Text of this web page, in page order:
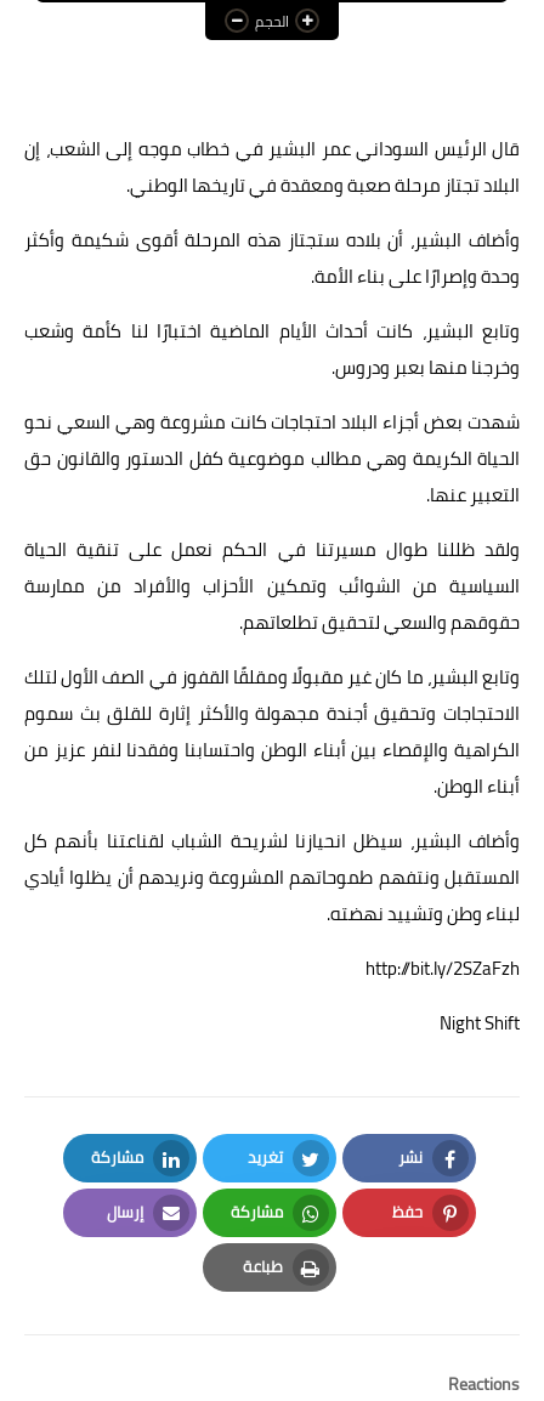
عالم المرأة
أخبار مصر
أخبار عربية
أخبار النجوم
الحجم
قال الرئيس السوداني عمر البشير في خطاب موجه إلى الشعب، إن
البلاد تجتاز مرحلة صعبة ومعقدة في تاريخها الوطني.
وأضاف البشير، أن بلاده ستجتاز هذه المرحلة أقوى شكيمة وأكثر
وحدة وإصرارًا على بناء الأمة.
وتابع البشير، كانت أحداث الأيام الماضية اختبارًا لنا كأمة وشعب
وخرجنا منها بعبر ودروس.
شهدت بعض أجزاء البلاد احتجاجات كانت مشروعة وهي السعي نحو
الحياة الكريمة وهي مطالب موضوعية كفل الدستور والقانون حق
التعبير عنها.
ولقد ظللنا طوال مسيرتنا في الحكم نعمل على تنقية الحياة
السياسية من الشوائب وتمكين الأحزاب والأفراد من ممارسة
حقوقهم والسعي لتحقيق تطلعاتهم.
وتابع البشير، ما كان غير مقبولًا ومقلقًا القفوز في الصف الأول لتلك
الاحتجاجات وتحقيق أجندة مجهولة والأكثر إثارة للقلق بث سموم
الكراهية والإقصاء بين أبناء الوطن واحتسابنا وفقدنا لنفر عزيز من
أبناء الوطن.
وأضاف البشير، سيظل انحيازنا لشريحة الشباب لقناعتنا بأنهم كل
المستقبل ونتفهم طموحاتهم المشروعة ونريدهم أن يظلوا أيادي
لبناء وطن وتشييد نهضته.
http://bit.ly/2SZaFzh
Night Shift
نشر
Facebook
تغريد
Twitter
مشاركة
LinkedIn
حفظ
Pinterest
مشاركة
Whatsapp
إرسال
Email
طباعة
Print
Reactions